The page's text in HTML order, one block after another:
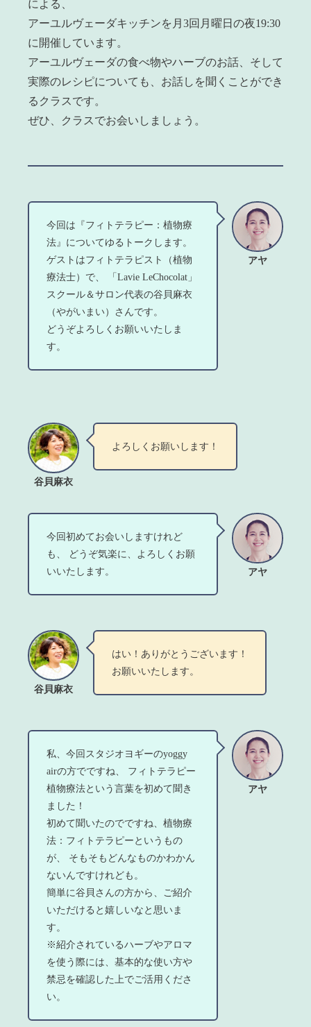
による、
アーユルヴェーダキッチンを月3回月曜日の夜19:30
に開催しています。
アーユルヴェーダの食べ物やハーブのお話、そして
実際のレシピについても、お話しを聞くことができ
るクラスです。
ぜひ、クラスでお会いしましょう。
アヤ
今回は『フィトテラピー：植物療
法』についてゆるトークします。
ゲストはフィトテラピスト（植物
療法士）で、 「Lavie LeChocolat」
スクール＆サロン代表の谷貝麻衣
（やがいまい）さんです。
どうぞよろしくお願いいたしま
す。
谷貝麻衣
よろしくお願いします！
アヤ
今回初めてお会いしますけれど
も、 どうぞ気楽に、よろしくお願
いいたします。
谷貝麻衣
はい！ありがとうございます！
お願いいたします。
アヤ
私、今回スタジオヨギーのyoggy
airの方でですね、 フィトテラピー
植物療法という言葉を初めて聞き
ました！
初めて聞いたのでですね、植物療
法：フィトテラピーというもの
が、 そもそもどんなものかわかん
ないんですけれども。
簡単に谷貝さんの方から、ご紹介
いただけると嬉しいなと思いま
す。
※紹介されているハーブやアロマ
を使う際には、基本的な使い方や
禁忌を確認した上でご活用くださ
い。